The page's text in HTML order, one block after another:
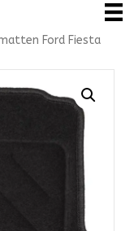
Ford Fiesta